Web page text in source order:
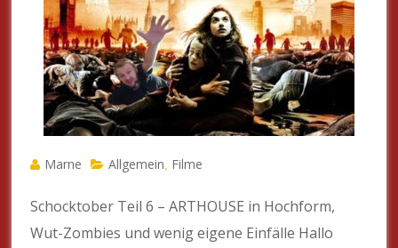
Marne Allgemein Filme
Schocktober Teil 6 – ARTHOUSE in Hochform,
Wut-Zombies und wenig eigene Einfälle Hallo